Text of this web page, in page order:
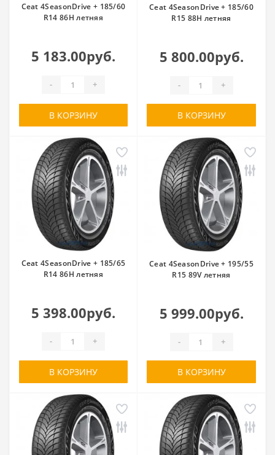
Ceat 4SeasonDrive + 185/60
R14 86H летняя
5 183.00руб.
- +
В КОРЗИНУ
Ceat 4SeasonDrive + 185/60
R15 88H летняя
5 800.00руб.
- +
В КОРЗИНУ
Ceat 4SeasonDrive + 185/65
R14 86H летняя
5 398.00руб.
- +
В КОРЗИНУ
Ceat 4SeasonDrive + 195/55
R15 89V летняя
5 999.00руб.
- +
В КОРЗИНУ